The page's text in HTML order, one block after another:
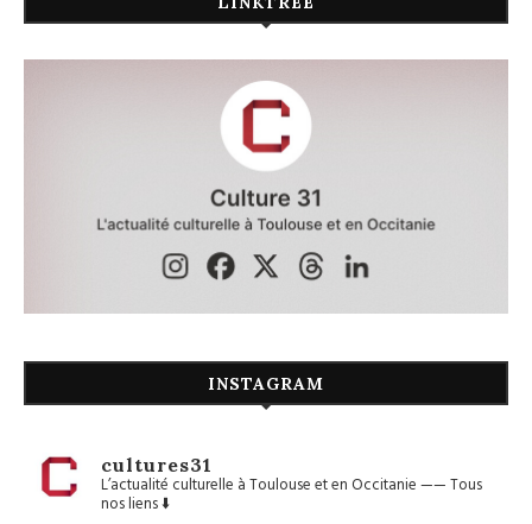
INSTAGRAM
cultures31
L’actualité culturelle à Toulouse et en Occitanie——Tous
nos liens ⬇️